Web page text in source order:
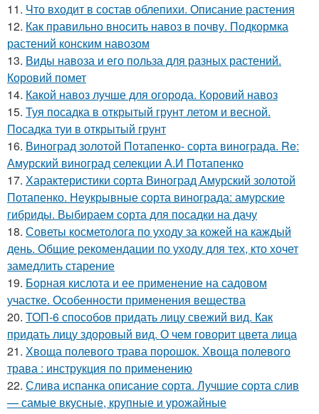
11. Что входит в состав облепихи. Описание растения
12. Как правильно вносить навоз в почву. Подкормка
растений конским навозом
13. Виды навоза и его польза для разных растений.
Коровий помет
14. Какой навоз лучше для огорода. Коровий навоз
15. Туя посадка в открытый грунт летом и весной.
Посадка туи в открытый грунт
16. Виноград золотой Потапенко- сорта винограда. Re:
Амурский виноград селекции А.И Потапенко
17. Характеристики сорта Виноград Амурский золотой
Потапенко. Неукрывные сорта винограда: амурские
гибриды. Выбираем сорта для посадки на дачу
18. Советы косметолога по уходу за кожей на каждый
день. Общие рекомендации по уходу для тех, кто хочет
замедлить старение
19. Борная кислота и ее применение на садовом
участке. Особенности применения вещества
20. ТОП-6 способов придать лицу свежий вид. Как
придать лицу здоровый вид. О чем говорит цвета лица
21. Хвоща полевого трава порошок. Хвоща полевого
трава : инструкция по применению
22. Слива испанка описание сорта. Лучшие сорта слив
— самые вкусные, крупные и урожайные